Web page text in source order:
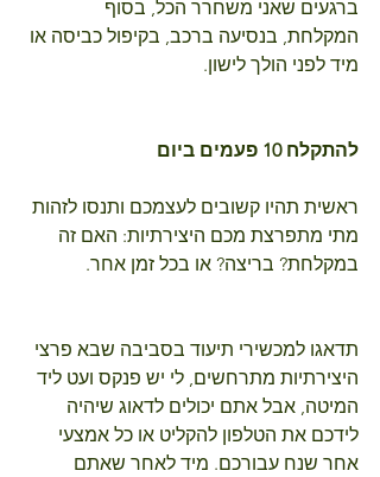
ברגעים שאני משחרר הכל, בסוף
המקלחת, בנסיעה ברכב, בקיפול כביסה או
מיד לפני הולך לישון.
להתקלח 10 פעמים ביום
ראשית תהיו קשובים לעצמכם ותנסו לזהות
מתי מתפרצת מכם היצירתיות: האם זה
במקלחת? בריצה? או בכל זמן אחר.
תדאגו למכשירי תיעוד בסביבה שבא פרצי
היצירתיות מתרחשים, לי יש פנקס ועט ליד
המיטה, אבל אתם יכולים לדאוג שיהיה
לידכם את הטלפון להקליט או כל אמצעי
אחר שנח עבורכם. מיד לאחר שאתם